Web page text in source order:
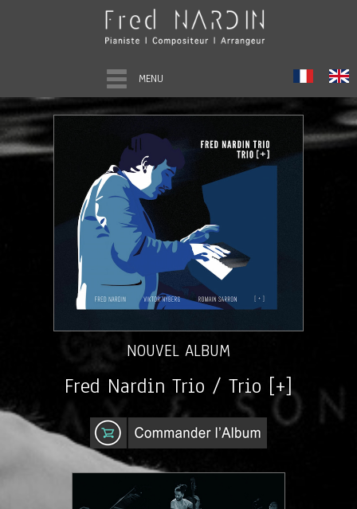
MENU
NOUVEL ALBUM
Fred Nardin Trio / Trio [+]